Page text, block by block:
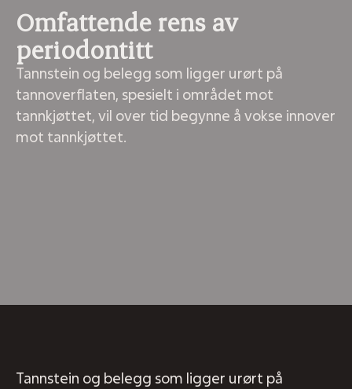
Omfattende rens av
periodontitt
Tannstein og belegg som ligger urørt på
tannoverflaten, spesielt i området mot
tannkjøttet, vil over tid begynne å vokse innover
mot tannkjøttet.
Tannstein og belegg som ligger urørt på